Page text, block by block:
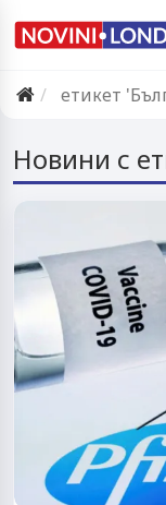
етикет
Новини с